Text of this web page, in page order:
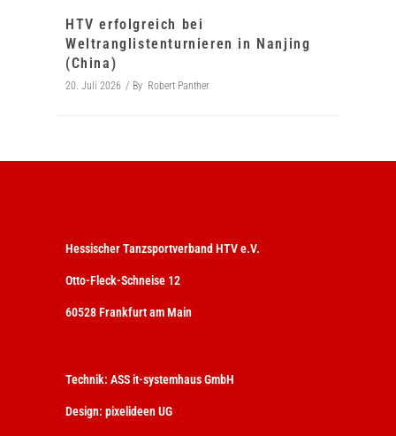
HTV erfolgreich bei
Weltranglistenturnieren in Nanjing
(China)
20. Juli 2026 By Robert Panther
Hessischer Tanzsportverband HTV e.V.
Otto-Fleck-Schneise 12
60528 Frankfurt am Main
Technik: ASS it-systemhaus GmbH
Design: pixelideen UG